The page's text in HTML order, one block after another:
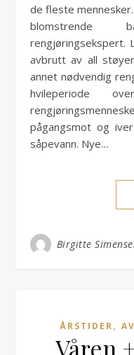
de fleste
blomstrende
rengjøringsekspert.
avbrutt av all
annet nødvendig
hvileperiode
pågangsmot og
såpevann. Nye…
Birgitte
ÅRSTIDER,
Våren